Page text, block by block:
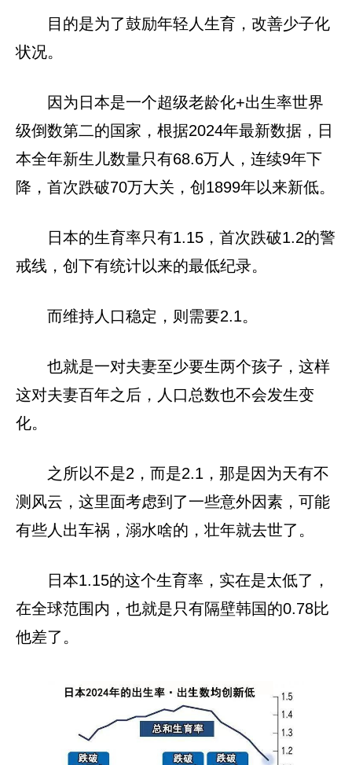
目的是为了鼓励年轻人生育，改善少子化
状况。
因为日本是一个超级老龄化+出生率世界
级倒数第二的国家，根据2024年最新数据，日
本全年新生儿数量只有68.6万人，连续9年下
降，首次跌破70万大关，创1899年以来新低。
日本的生育率只有1.15，首次跌破1.2的警
戒线，创下有统计以来的最低纪录。
而维持人口稳定，则需要2.1。
也就是一对夫妻至少要生两个孩子，这样
这对夫妻百年之后，人口总数也不会发生变
化。
之所以不是2，而是2.1，那是因为天有不
测风云，这里面考虑到了一些意外因素，可能
有些人出车祸，溺水啥的，壮年就去世了。
日本1.15的这个生育率，实在是太低了，
在全球范围内，也就是只有隔壁韩国的0.78比
他差了。